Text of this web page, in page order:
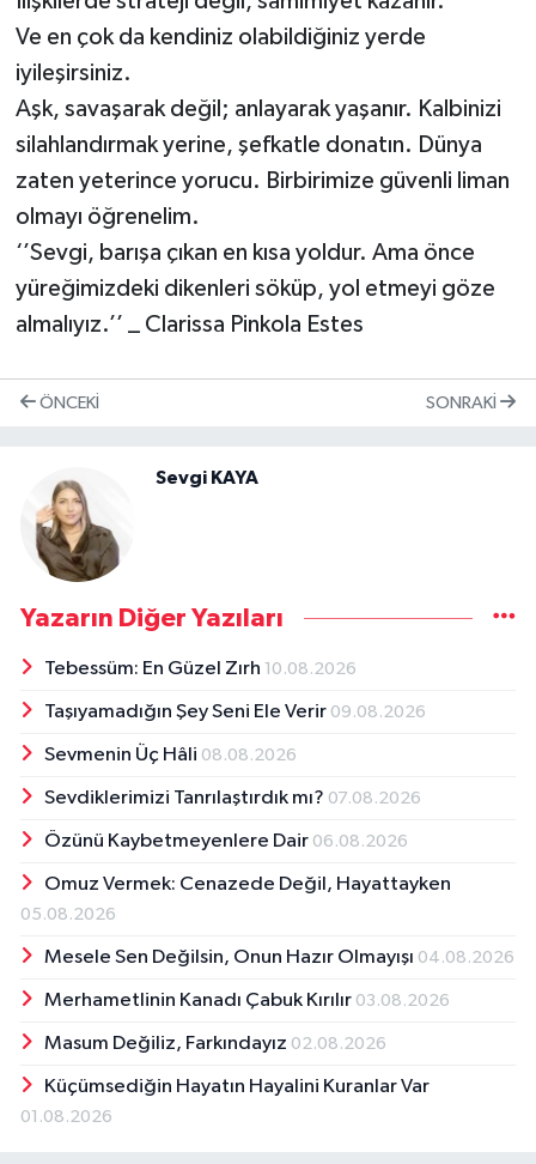
Ve en çok da kendiniz olabildiğiniz yerde
iyileşirsiniz.
Aşk, savaşarak değil; anlayarak yaşanır. Kalbinizi
silahlandırmak yerine, şefkatle donatın. Dünya
zaten yeterince yorucu. Birbirimize güvenli liman
olmayı öğrenelim.
‘’Sevgi, barışa çıkan en kısa yoldur. Ama önce
yüreğimizdeki dikenleri söküp, yol etmeyi göze
almalıyız.’’ _ Clarissa Pinkola Estes
ÖNCEKI SONRAKI
Sevgi KAYA
Yazarın Diğer Yazıları
Tebessüm: En Güzel Zırh 10.08.2026
Taşıyamadığın Şey Seni Ele Verir 09.08.2026
Sevmenin Üç Hâli 08.08.2026
Sevdiklerimizi Tanrılaştırdık mı? 07.08.2026
Özünü Kaybetmeyenlere Dair 06.08.2026
Omuz Vermek: Cenazede Değil, Hayattayken
05.08.2026
Mesele Sen Değilsin, Onun Hazır Olmayışı 04.08.2026
Merhametlinin Kanadı Çabuk Kırılır 03.08.2026
Masum Değiliz, Farkındayız 02.08.2026
Küçümsediğin Hayatın Hayalini Kuranlar Var
01.08.2026